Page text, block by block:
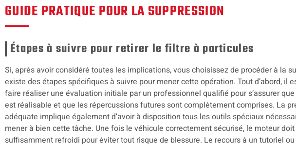
GUIDE PRATIQUE POUR LA SUPPRESSION
Étapes à suivre pour retirer le filtre à particules
Si, après avoir considéré toutes les implications, vous choisissez de procéder à la
existe des étapes spécifiques à suivre pour mener cette opération. Tout d’abord, il
faire réaliser une évaluation initiale par un professionnel qualifié pour s’assurer
est réalisable et que les répercussions futures sont complètement comprises. La
adéquate implique également d’avoir à disposition tous les outils spéciaux
mener à bien cette tâche. Une fois le véhicule correctement sécurisé, le moteur
suffisamment refroidi pour éviter tout risque de blessure. Le recours à un tutoriel